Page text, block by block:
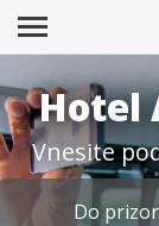
Hotel
Vnesite
Do